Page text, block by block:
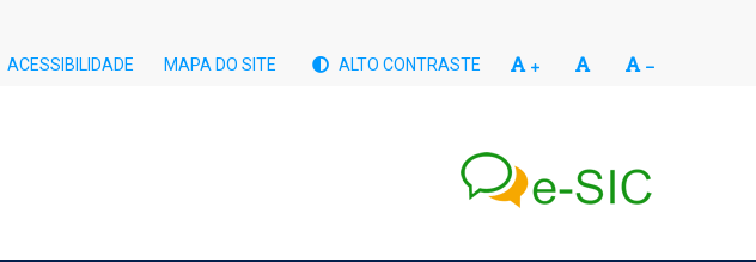
ACESSIBILIDADE MAPA DO SITE ALTO CONTRASTE